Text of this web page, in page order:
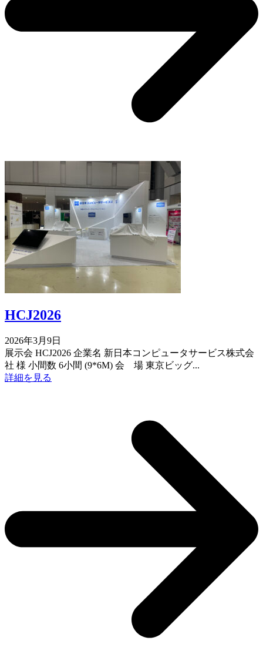
HCJ2026
2026年3月9日
展示会 HCJ2026 企業名 新日本コンピュータサービス株式会
社 様 小間数 6小間 (9*6M) 会 場 東京ビッグ...
詳細を見る